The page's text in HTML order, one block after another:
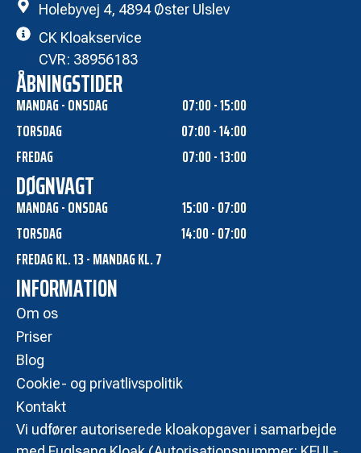
Holebyvej 4, 4894 Øster Ulslev
CK Kloakservice
CVR: 38956183
ÅBNINGSTIDER
MANDAG - ONSDAG
07:00 - 15:00
TORSDAG
07:00 - 14:00
FREDAG
07:00 - 13:00
DØGNVAGT
MANDAG - ONSDAG
15:00 - 07:00
TORSDAG
14:00 - 07:00
FREDAG KL. 13 - MANDAG KL. 7
INFORMATION
Om os
Priser
Blog
Cookie- og privatlivspolitik
Kontakt
Vi udfører autoriserede kloakopgaver i samarbejde